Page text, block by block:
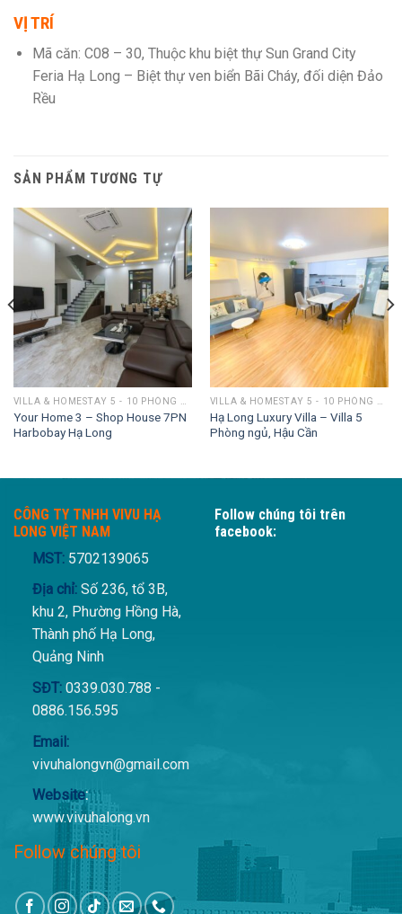
VỊ TRÍ
Mã căn: C08 – 30, Thuộc khu biệt thự Sun Grand City
Feria Hạ Long – Biệt thự ven biển Bãi Cháy, đối diện Đảo
Rều
SẢN PHẨM TƯƠNG TỰ
Your Home 3 – Shop House 7PN
Harbobay Hạ Long
Hạ Long Luxury Villa – Villa 5
Phòng ngủ, Hậu Cần
CÔNG TY TNHH VIVU HẠ
LONG VIỆT NAM
MST: 5702139065
Địa chỉ:Số 236, tổ 3B,
khu 2, Phường Hồng Hà,
Thành phố Hạ Long,
Quảng Ninh
SĐT:0339.030.788 -
0886.156.595
Email:
vivuhalongvn@gmail.com
Website:
www.vivuhalong.vn
Follow chúng tôi
Follow chúng tôi trên
facebook: